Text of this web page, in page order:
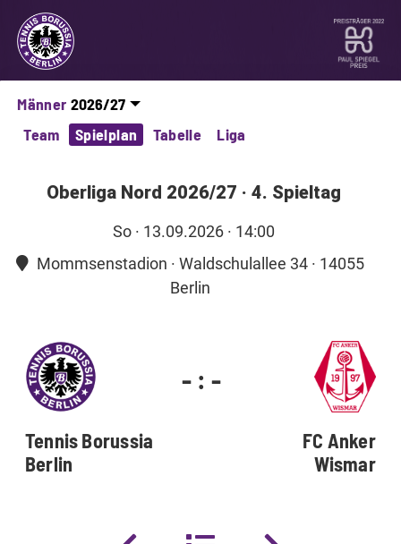
Männer
Team
Spielplan Tabelle Liga
Oberliga Nord 2026/27 · 4. Spieltag
So · 13.09.2026 · 14:00
Mommsenstadion · Waldschulallee 34 · 14055
Berlin
- : -
Tennis Borussia
Berlin
FC Anker
Wismar